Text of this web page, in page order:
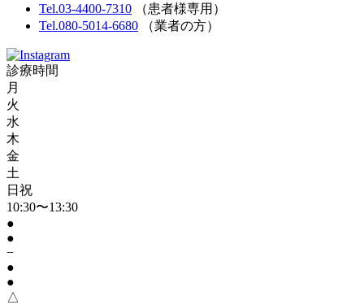
Tel.03-4400-7310
（患者様専用）
Tel.080-5014-6680
（業者の方）
診療時間
月
火
水
木
金
土
日祝
10:30〜13:30
●
●
−
●
●
△